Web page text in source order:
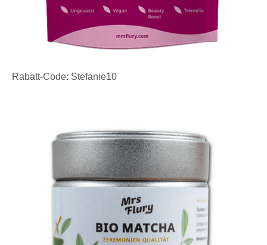
Rabatt-Code: Stefanie10